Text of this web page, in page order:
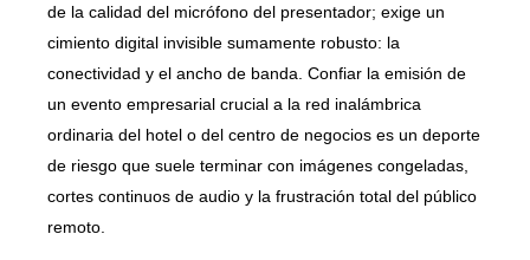
de la calidad del micrófono del presentador; exige un
cimiento digital invisible sumamente robusto: la
conectividad y el ancho de banda. Confiar la emisión de
un evento empresarial crucial a la red inalámbrica
ordinaria del hotel o del centro de negocios es un deporte
de riesgo que suele terminar con imágenes congeladas,
cortes continuos de audio y la frustración total del público
remoto.